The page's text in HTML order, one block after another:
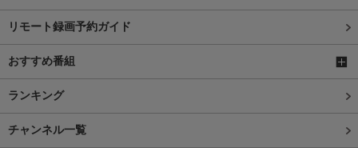
リモート録画予約ガイド
おすすめ番組
ランキング
チャンネル一覧